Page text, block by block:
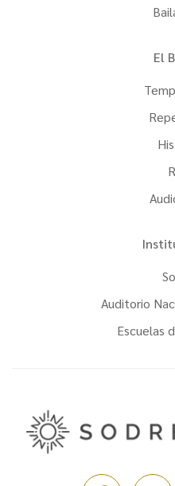
El
Auditorio
Escuelas